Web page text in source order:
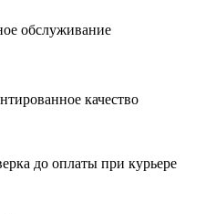
обслуживание
качество
до оплаты при курьере